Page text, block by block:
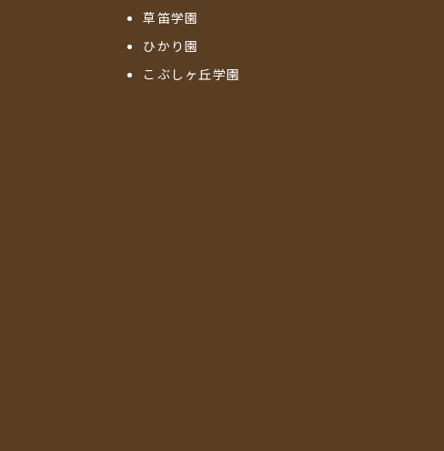
草笛学園
ひかり園
こぶしヶ丘学園